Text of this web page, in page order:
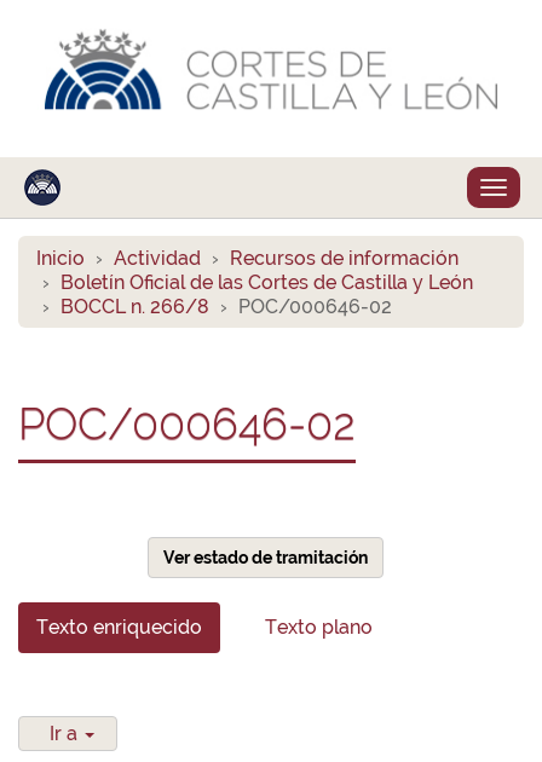
Inicio Actividad
Recursos de información
Boletín Oficial de las Cortes de Castilla y León
BOCCL n. 266/8
POC/000646-02
POC/000646-02
Ver estado de tramitación
Texto enriquecido Texto plano
Ir a